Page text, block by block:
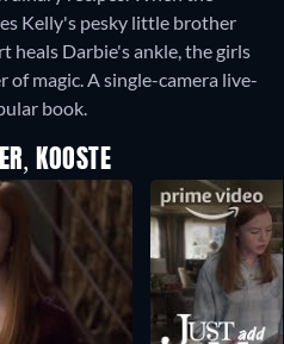
Kelly's pesky little brother
heals Darbie's ankle, the girls
magic. A single-camera live-
book.
KOOSTE